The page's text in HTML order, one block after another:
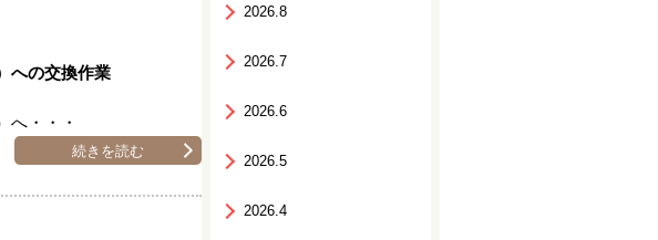
への交換作業
へ・・・
続きを読む
2026.8
2026.7
2026.6
2026.5
2026.4